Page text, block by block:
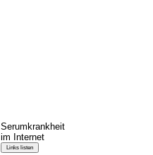
Serumkrankheit
im Internet